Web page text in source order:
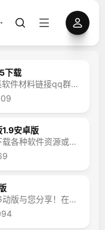
下载
猪猪引见 猪猪软件库合集软件材料链接qq群分享给大家！在这里功用强大很多全新的内容能够本人本人感受，还有全新的效果等你应战，在这里能够轻松感遭到本地软件内容，本栏目下载猪猪软件库最新版本2024！ 猪猪软件库合集软件引见 这样的软件库可能会提供各种各样的软件下载链接、插件、工具、教程等资源，旨在协助用户更便当地找到并获取所需的软件资源。但是，由于我无法直接访...
安卓版
猪猪软件库1.9支持免费下载各种软件资源或游戏客户端。所有资源免费在线下载，涵盖了各种类型的应用，包括娱乐、工具、系统工具等每天可获取最新内容。该版本也定期维护。现在就来下载体验吧。 猪猪软件库1.9怎么用： 1、首先在本站下载安装猪猪软件库1.9，进入软件首页之后，可以看到各种不同的栏目。 2、选择不同的栏目资源进行下载，有软件合集，学习软件，学习游戏等等...
应用介绍猪猪软件库1.9移动版与您分享！在这里玩简单不同的内容可以选择自己的成功，不同的软件资源等待你的挑战，这里的资源是免费的，各种最喜欢的内容，如果你也喜欢下载猪猪软件库！ 介绍猪猪软件库 猪猪软件库是一家基于智能推荐的应用商店。它拥有大量的应用资源，涵盖各种类型的应用和游戏。该软件致力于为用户提供个性化的应用推荐和下载服务，帮助用户找到高质量的应用软件...